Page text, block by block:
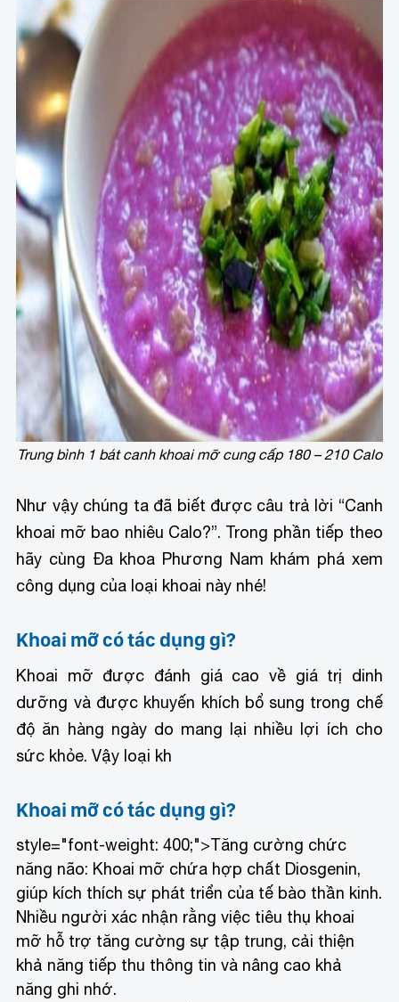
Trung bình 1 bát canh khoai mỡ cung cấp 180 – 210 Calo
Như vậy chúng ta đã biết được câu trả lời “Canh
khoai mỡ bao nhiêu Calo?”. Trong phần tiếp theo
hãy cùng Đa khoa Phương Nam khám phá xem
công dụng của loại khoai này nhé!
Khoai mỡ có tác dụng gì?
Khoai mỡ được đánh giá cao về giá trị dinh
dưỡng và được khuyến khích bổ sung trong chế
độ ăn hàng ngày do mang lại nhiều lợi ích cho
sức khỏe. Vậy loại kh
Khoai mỡ có tác dụng gì?
style="font-weight: 400;">Tăng cường chức
năng não: Khoai mỡ chứa hợp chất Diosgenin,
giúp kích thích sự phát triển của tế bào thần kinh.
Nhiều người xác nhận rằng việc tiêu thụ khoai
mỡ hỗ trợ tăng cường sự tập trung, cải thiện
khả năng tiếp thu thông tin và nâng cao khả
năng ghi nhớ.